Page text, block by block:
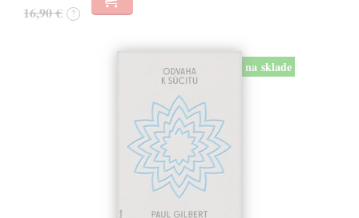
16,90 € ?
na sklade